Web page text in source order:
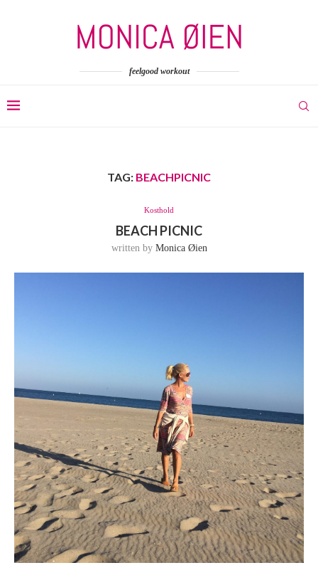
feelgood workout
TAG: BEACHPICNIC
Kosthold
BEACH PICNIC
written by Monica Øien